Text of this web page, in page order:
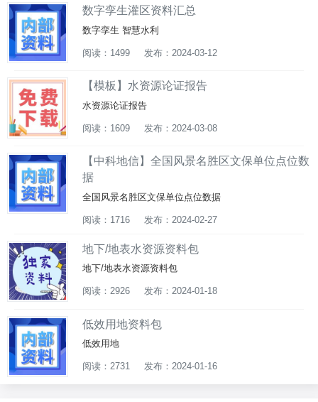
数字孪生灌区资料汇总
数字孪生 智慧水利
阅读：1499 发布：2024-03-12
【模板】水资源论证报告
水资源论证报告
阅读：1609 发布：2024-03-08
【中科地信】全国风景名胜区文保单位点位数
据
全国风景名胜区文保单位点位数据
阅读：1716 发布：2024-02-27
地下/地表水资源资料包
地下/地表水资源资料包
阅读：2926 发布：2024-01-18
低效用地资料包
低效用地
阅读：2731 发布：2024-01-16